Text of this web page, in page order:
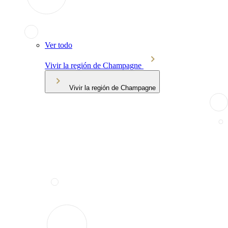
Ver todo
Vivir la región de Champagne
Vivir la región de Champagne